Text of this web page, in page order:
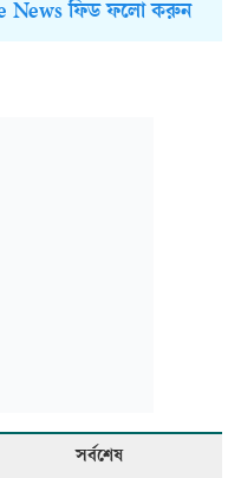
News ফিড ফলো করুন
সর্বশেষ